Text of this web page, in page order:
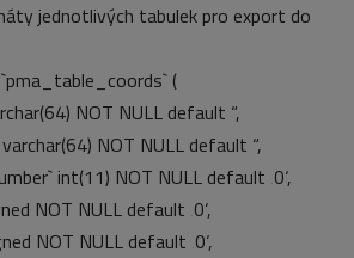
jednotlivých tabulek pro export do
`pma_table_coords` (
NOT NULL default “,
NOT NULL default “,
int(11) NOT NULL default ‚0‘,
NOT NULL default ‚0‘,
NOT NULL default ‚0‘,